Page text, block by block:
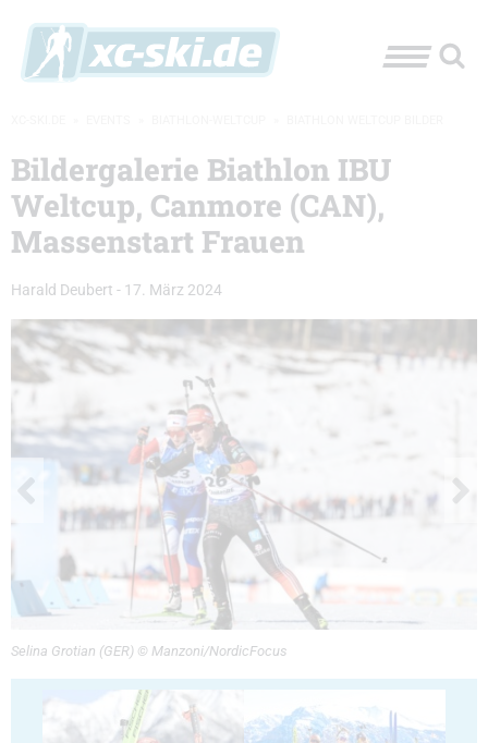
Bildergalerie Biathlon IBU
Weltcup, Canmore (CAN),
Massenstart Frauen
Harald Deubert - 17. März 2024
Selina Grotian (GER) © Manzoni/NordicFocus